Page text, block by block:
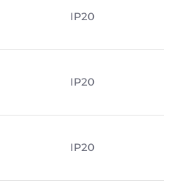
IP20
IP20
IP20